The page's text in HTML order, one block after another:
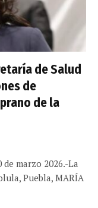
de Salud
de
de la
marzo 2026.-La
Puebla, MARÍA